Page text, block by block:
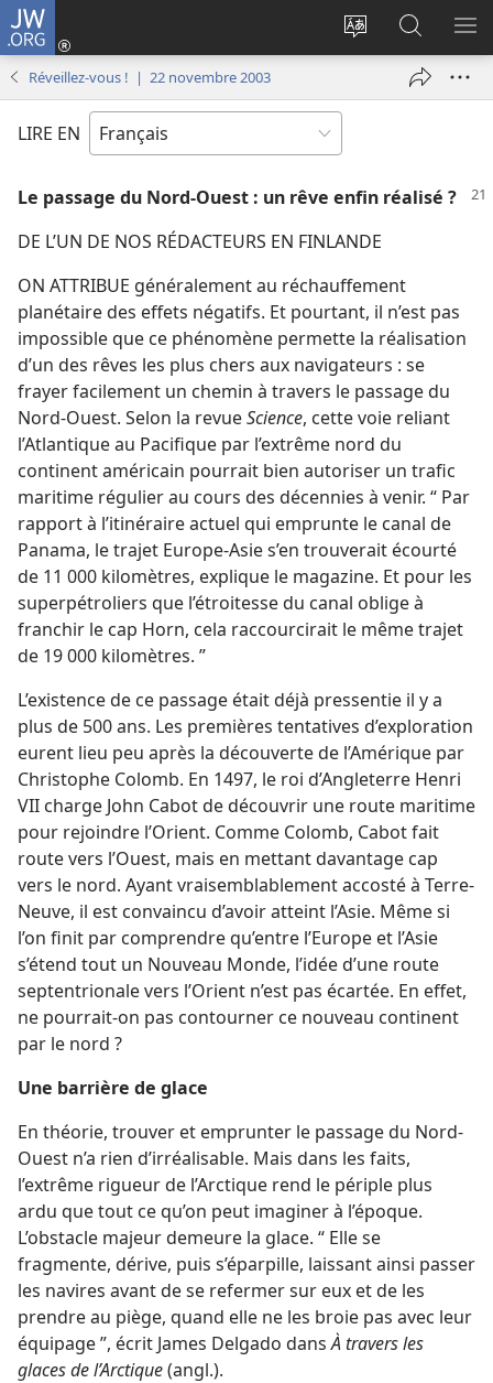
JW.ORG
Changer
langue
Se
connecter
nouvelle
sur
JW.ORG
Réveillez-vous ! | 22 novembre 2003
LIRE EN
Le passage du Nord-Ouest : un rêve enfin réalisé ?
DE L’UN DE NOS RÉDACTEURS EN FINLANDE
ON ATTRIBUE généralement au réchauffement
planétaire des effets négatifs. Et pourtant, il n’est pas
impossible que ce phénomène permette la réalisation
d’un des rêves les plus chers aux navigateurs : se
frayer facilement un chemin à travers le passage du
Nord-Ouest. Selon la revueScience, cette voie reliant
l’Atlantique au Pacifique par l’extrême nord du
continent américain pourrait bien autoriser un trafic
maritime régulier au cours des décennies à venir. “ Par
rapport à l’itinéraire actuel qui emprunte le canal de
Panama, le trajet Europe-Asie s’en trouverait écourté
de 11 000 kilomètres, explique le magazine. Et pour les
superpétroliers que l’étroitesse du canal oblige à
franchir le cap Horn, cela raccourcirait le même trajet
de 19 000 kilomètres. ”
L’existence de ce passage était déjà pressentie il y a
plus de 500 ans. Les premières tentatives d’exploration
eurent lieu peu après la découverte de l’Amérique par
Christophe Colomb. En 1497, le roi d’Angleterre Henri
VII charge John Cabot de découvrir une route maritime
pour rejoindre l’Orient. Comme Colomb, Cabot fait
route vers l’Ouest, mais en mettant davantage cap
vers le nord. Ayant vraisemblablement accosté à Terre-
Neuve, il est convaincu d’avoir atteint l’Asie. Même si
l’on finit par comprendre qu’entre l’Europe et l’Asie
s’étend tout un Nouveau Monde, l’idée d’une route
septentrionale vers l’Orient n’est pas écartée. En effet,
ne pourrait-​on pas contourner ce nouveau continent
par le nord ?
Une barrière de glace
En théorie, trouver et emprunter le passage du Nord-
Ouest n’a rien d’irréalisable. Mais dans les faits,
l’extrême rigueur de l’Arctique rend le périple plus
ardu que tout ce qu’on peut imaginer à l’époque.
L’obstacle majeur demeure la glace. “ Elle se
fragmente, dérive, puis s’éparpille, laissant ainsi passer
les navires avant de se refermer sur eux et de les
prendre au piège, quand elle ne les broie pas avec leur
équipage ”, écrit James Delgado dansÀ travers les
glaces de l’Arctique(angl.).